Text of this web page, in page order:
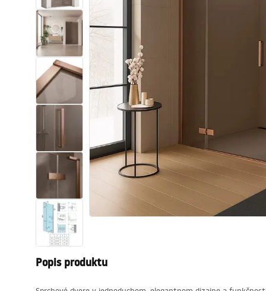
Sprchové žľaby
Sanitárna keramika
Umývadlá
Vaňa so zástenou
Sprchy
Kuchyňa
Popis produktu